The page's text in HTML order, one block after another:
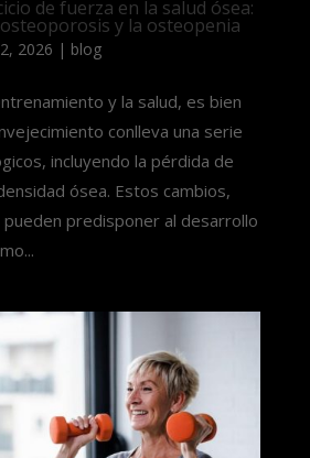
de fuerza en la salud ósea:
y la osteopenia
2026 | blog
y la salud, es bien
conlleva una serie
incluyendo la pérdida de
ósea. Estos cambios,
pueden predisponer al desarrollo